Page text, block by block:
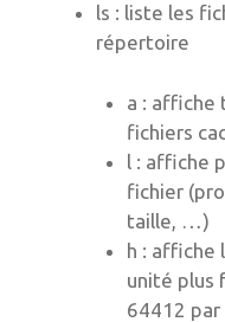
ls : liste les
répertoire
a : affiche
fichiers
l : affiche
fichier
taille, …)
h : affiche
unité plus
64412 par